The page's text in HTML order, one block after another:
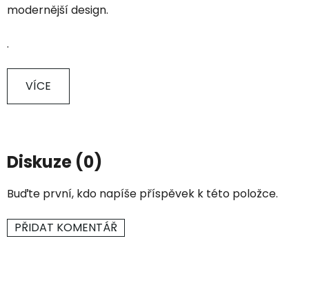
modernější design.
.
VÍCE
Diskuze (0)
Buďte první, kdo napíše příspěvek k této položce.
PŘIDAT KOMENTÁŘ